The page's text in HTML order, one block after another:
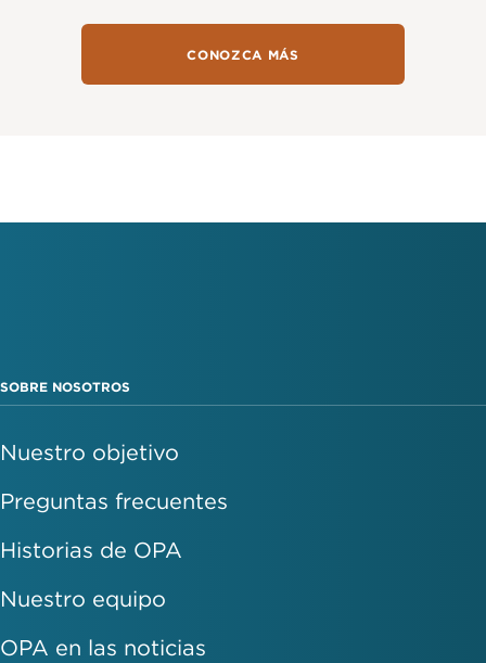
CONOZCA MÁS
SOBRE NOSOTROS
Nuestro objetivo
Preguntas frecuentes
Historias de OPA
Nuestro equipo
OPA en las noticias